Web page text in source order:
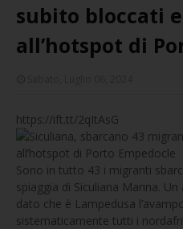
subito bloccati
all’hotspot di
https://ift.tt/2qItAsG
Sono in tutto 43 i migranti
spiaggia di Siculiana Marina.
dato che è Lampedusa
sistematicamente tutti i